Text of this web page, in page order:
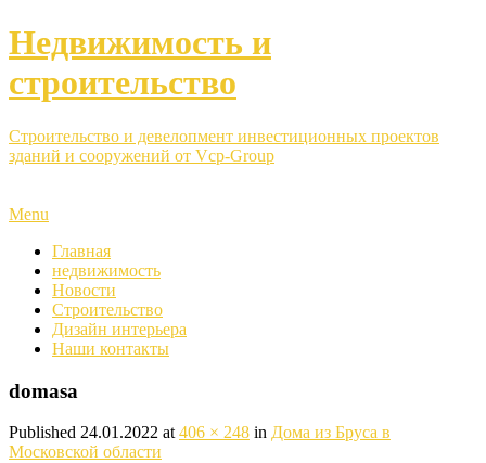
Недвижимость и
строительство
Строительство и девелопмент инвестиционных проектов
зданий и сооружений от Vcp-Group
Menu
Главная
недвижимость
Новости
Строительство
Дизайн интерьера
Наши контакты
domasa
Published 24.01.2022 at 406 × 248 in Дома из Бруса в
Московской области